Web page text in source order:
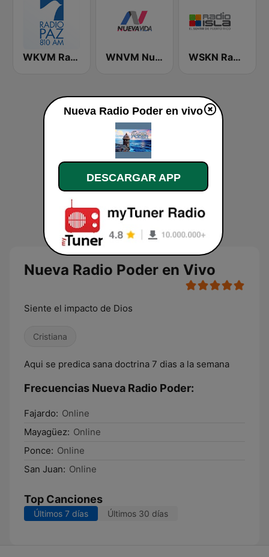
WKVM Radio Paz 810 AM WNVM Nueva Vida 97.7 FM WSKN Radio Isla 1320 AM
Nueva Radio Poder en Vivo
Siente el impacto de Dios
Cristiana
Aqui se predica sana doctrina 7 dias a la semana
Frecuencias Nueva Radio Poder:
Fajardo: Online
Mayagüez: Online
Ponce: Online
San Juan: Online
Top Canciones
Últimos 7 días Últimos 30 días
Nueva Radio Poder en vivo
DESCARGAR APP